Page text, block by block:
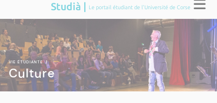
Studià | Le portail étudiant de l'Université de Corse
VIE ÉTUDIANTE|
Culture